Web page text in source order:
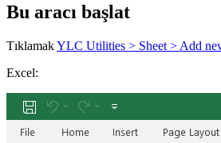
Bu aracı başlat
TıklamakYLC Utilities > Sheet > Add
Excel: